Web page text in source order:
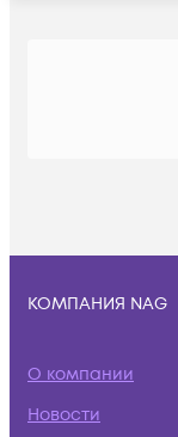
КОМПАНИЯ NAG
О компании
Новости